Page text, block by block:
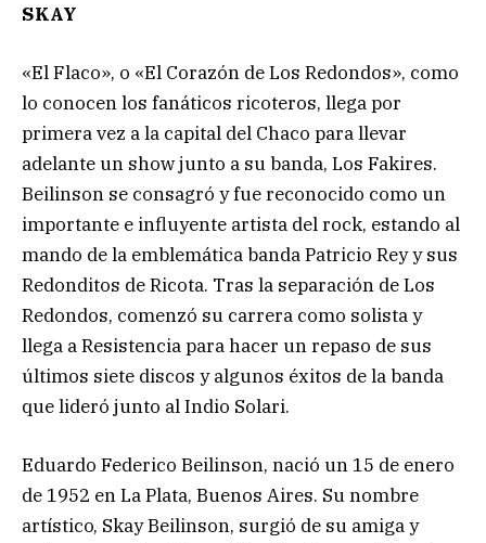
SKAY
«El Flaco», o «El Corazón de Los Redondos», como
lo conocen los fanáticos ricoteros, llega por
primera vez a la capital del Chaco para llevar
adelante un show junto a su banda, Los Fakires.
Beilinson se consagró y fue reconocido como un
importante e influyente artista del rock, estando al
mando de la emblemática banda Patricio Rey y sus
Redonditos de Ricota. Tras la separación de Los
Redondos, comenzó su carrera como solista y
llega a Resistencia para hacer un repaso de sus
últimos siete discos y algunos éxitos de la banda
que lideró junto al Indio Solari.
Eduardo Federico Beilinson, nació un 15 de enero
de 1952 en La Plata, Buenos Aires. Su nombre
artístico, Skay Beilinson, surgió de su amiga y